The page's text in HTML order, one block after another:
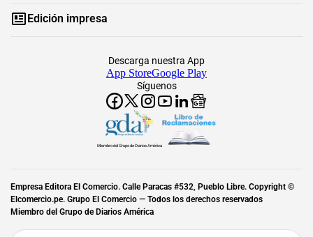
Edición impresa
Síguenos
Descarga nuestra App
App StoreGoogle Play
Miembro del Grupo de Diarios América
Empresa Editora El Comercio. Calle Paracas #532, Pueblo Libre. Copyright ©
Elcomercio.pe. Grupo El Comercio — Todos los derechos reservados
Miembro del Grupo de Diarios América